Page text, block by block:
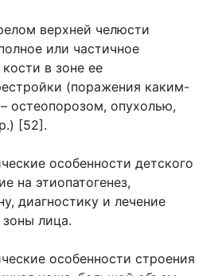
верхней челюсти
или частичное
в зоне ее
(поражения каким-
остеопорозом, опухолью,
[52].
особенности детского
на этиопатогенез,
диагностику и лечение
лица.
особенности строения